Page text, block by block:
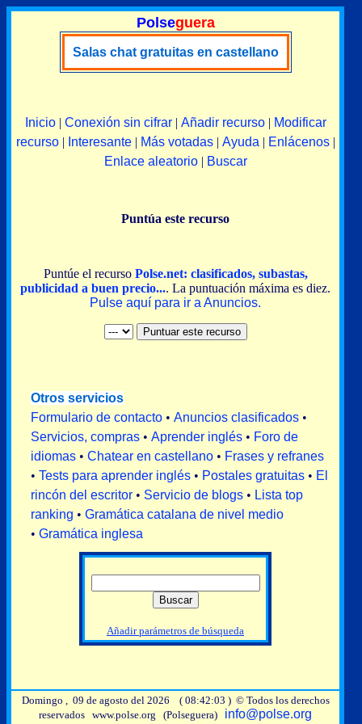
Polseguera
Salas chat gratuitas en castellano
Inicio| Conexión sin cifrar| Añadir recurso| Modificar
recurso| Interesante| Más votadas| Ayuda | Enlácenos|
Enlace aleatorio| Buscar
Puntúa este recurso
Puntúe el recurso Polse.net: clasificados, subastas,
publicidad a buen precio.... La puntuación máxima es diez.
Pulse aquí para ir a Anuncios.
Otros servicios
Formulario de contacto • Anuncios clasificados •
Servicios, compras • Aprender inglés • Foro de
idiomas • Chatear en castellano • Frases y refranes
• Tests para aprender inglés • Postales gratuitas • El
rincón del escritor • Servicio de blogs • Lista top
ranking • Gramática catalana de nivel medio
• Gramática inglesa
Añadir parámetros de búsqueda
Domingo , 09 de agosto del 2026 ( 08:42:03 ) © Todos los derechos
reservados www.polse.org (Polseguera) info@polse.org